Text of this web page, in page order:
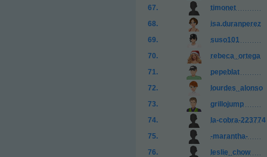
timonet
isa.duranperez
suso101
rebeca_ortega
pepeblat
lourdes_alonso
grillojump
la-cobra-223774
-marantha-
leslie_chow